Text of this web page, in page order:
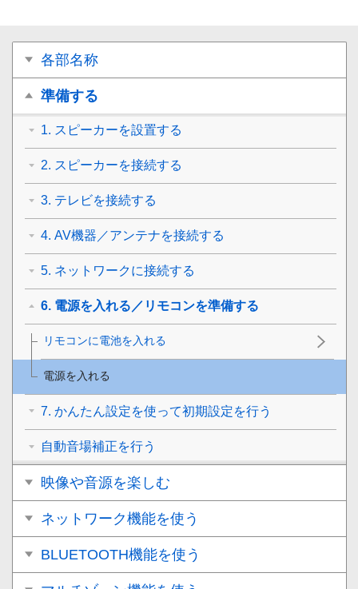
各部名称
準備する
1. スピーカーを設置する
2. スピーカーを接続する
3. テレビを接続する
4. AV機器／アンテナを接続する
5. ネットワークに接続する
6. 電源を入れる／リモコンを準備する
リモコンに電池を入れる
電源を入れる
7. かんたん設定を使って初期設定を行う
自動音場補正を行う
映像や音源を楽しむ
ネットワーク機能を使う
BLUETOOTH機能を使う